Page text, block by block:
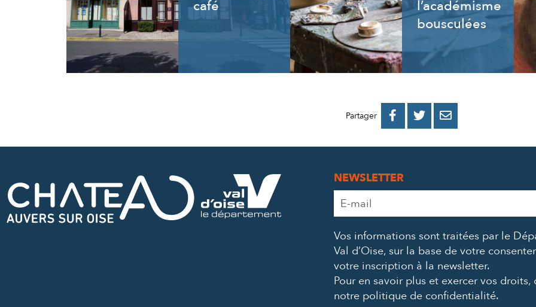
café
l’académisme
bousculées
Partager 
PARTAGER
PARTAGER
PARTAGER
NEWSLETTER
Adresse
e-
*
Vos informations sont traitées par le
Val d’Oise, sur la base de votre
votre inscription à la newsletter.
Pour en savoir plus et exercer vos droits,
notre politique de confidentialité.